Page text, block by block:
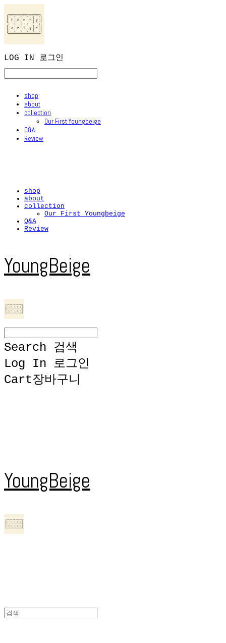
LOG IN 로그인
shop
about
collection
Our First Youngbeige
Q&A
Review
shop
about
collection
Our First Youngbeige
Q&A
Review
YoungBeige
Search
검색
Log In 로그인
Cart장바구니
YoungBeige